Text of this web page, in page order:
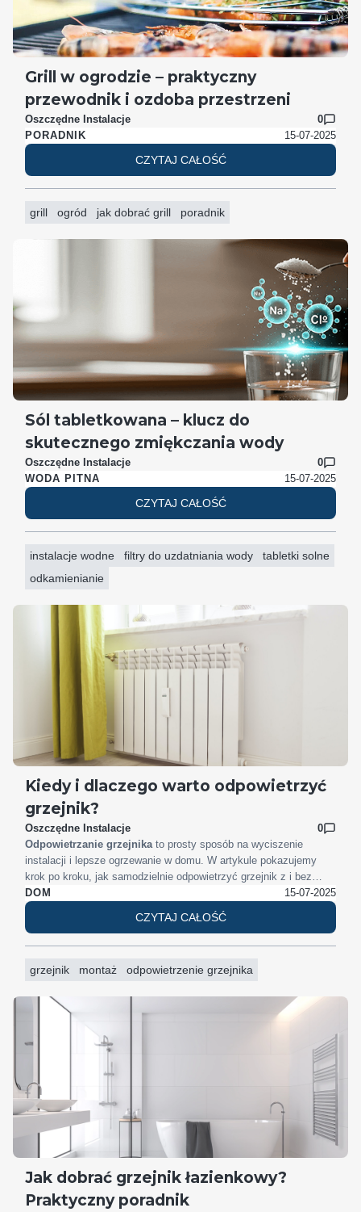
PORADNIK 15-07-2025
Grill w ogrodzie – praktyczny
przewodnik i ozdoba przestrzeni
CZYTAJ CAŁOŚĆ
Oszczędne Instalacje 0
grill ogród jak dobrać grill poradnik
WODA PITNA 15-07-2025
Sól tabletkowana – klucz do
skutecznego zmiękczania wody
CZYTAJ CAŁOŚĆ
Oszczędne Instalacje 0
instalacje wodne filtry do uzdatniania wody
tabletki solne
odkamienianie
DOM 15-07-2025
Kiedy i dlaczego warto odpowietrzyć
grzejnik?
Odpowietrzanie grzejnika to prosty sposób na wyciszenie
instalacji i lepsze ogrzewanie w domu. W artykule pokazujemy
krok po kroku, jak samodzielnie odpowietrzyć grzejnik z i bez
odpowietrznika oraz kiedy warto wezwać fachowca.
CZYTAJ CAŁOŚĆ
Oszczędne Instalacje 0
grzejnik montaż odpowietrzenie grzejnika
Jak dobrać grzejnik łazienkowy?
Praktyczny poradnik